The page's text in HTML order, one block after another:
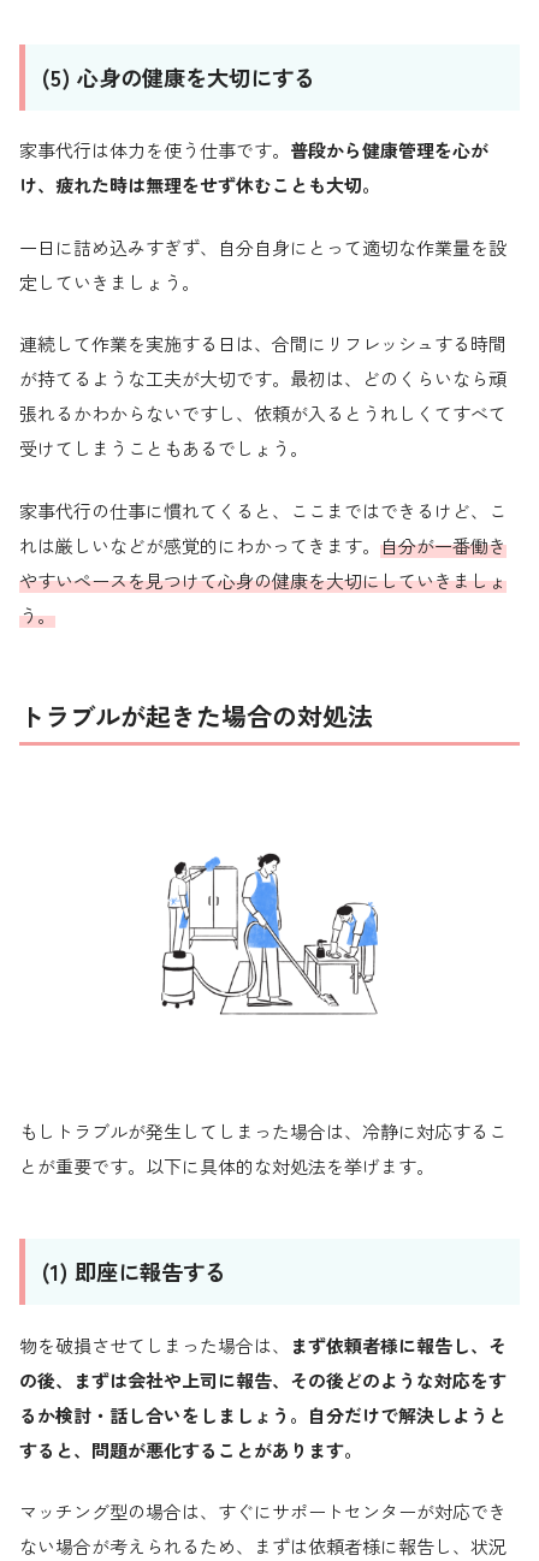
(5) 心身の健康を大切にする
家事代行は体力を使う仕事です。 普段から健康管理を心が
け、疲れた時は無理をせず休むことも大切。
一日に詰め込みすぎず、自分自身にとって適切な作業量を設
定していきましょう。
連続して作業を実施する日は、合間にリフレッシュする時間
が持てるような工夫が大切です。最初は、どのくらいなら頑
張れるかわからないですし、依頼が入るとうれしくてすべて
受けてしまうこともあるでしょう。
家事代行の仕事に慣れてくると、ここまではできるけど、こ
れは厳しいなどが感覚的にわかってきます。 自分が一番働き
やすいペースを見つけて心身の健康を大切にしていきましょ
う。
トラブルが起きた場合の対処法
もしトラブルが発生してしまった場合は、冷静に対応するこ
とが重要です。以下に具体的な対処法を挙げます。
(1) 即座に報告する
物を破損させてしまった場合は、
まず依頼者様に報告し、そ
の後、まずは会社や上司に報告、その後どのような対応をす
るか検討・話し合いをしましょう。自分だけで解決しようと
すると、問題が悪化することがあります。
マッチング型の場合は、すぐにサポートセンターが対応でき
ない場合が考えられるため、まずは依頼者様に報告し、状況